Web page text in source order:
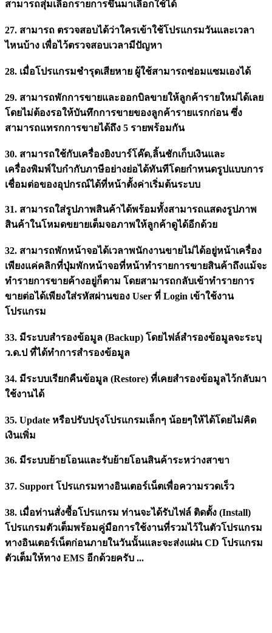
สามารถสุ่มเลือกรายการขึ้นมาเลือกใช้ได้
27. สามารถ ตรวจสอบได้ว่าใครเข้าใช้โปรแกรมวันและเวลา
ไหนบ้าง เพื่อไว้ตรวจสอบเวลามีปัญหา
28. เมื่อโปรแกรมชำรุดเสียหาย ผู้ใช้สามารถซ่อมแซมเองได้
29. สามารถพักการขายและออกบิลขายให้ลูกค้ารายใหม่ได้เลย
โดยไม่ต้องรอให้บันทึกการขายของลูกค้ารายแรกก่อน ซึ่ง
สามารถแทรกการขายได้ถึง 5 รายพร้อมกัน
30. สามารถใช้กับเครื่องยิงบาร์โค๊ด,ลิ้นชักเก็บเงินและ
เครื่องพิมพ์ใบกำกับภาษีอย่างย่อได้ทันทีโดยกำหนดรูปแบบการ
เชื่อมต่อของอุปกรณ์ได้ที่หน้าตั้งค่าเริ่มต้นระบบ
31. สามารถใส่รูปภาพสินค้าได้พร้อมทั้งสามารถแสดงรูปภาพ
สินค้าในโหมดขยายเต็มจอภาพให้ลูกค้าดูได้อีกด้วย
32. สามารถพักหน้าจอได้เวลาพนักงานขายไม่ได้อยู่หน้าเครื่อง
เพียงแค่คลิกที่ปุ่มพักหน้าจอที่หน้าทำรายการขายสินค้าถึงแม้จะ
ทำรายการขายค้างอยู่ก็ตาม โดยสามารถกลับเข้าทำรายการ
ขายต่อได้เพียงใส่รหัสผ่านของ User ที่ Login เข้าใช้งาน
โปรแกรม
33. มีระบบสำรองข้อมูล (Backup) โดยไฟล์สำรองข้อมูลจะระบุ
ว.ด.ป ที่ได้ทำการสำรองข้อมูล
34. มีระบบเรียกคืนข้อมูล (Restore) ที่เคยสำรองข้อมูลไว้กลับมา
ใช้งานได้
35. Update หรือปรับปรุงโปรแกรมเล็กๆ น้อยๆให้ได้โดยไม่คิด
เงินเพิ่ม
36. มีระบบย้ายโอนและรับย้ายโอนสินค้าระหว่างสาขา
37. Support โปรแกรมทางอินเตอร์เน็ตเพื่อความรวดเร็ว
38. เมื่อท่านสั่งซื้อโปรแกรม ท่านจะได้รับไฟล์ ติดตั้ง (Install)
โปรแกรมตัวเต็มพร้อมคู่มือการใช้งานที่รวมไว้ในตัวโปรแกรม
ทางอินเตอร์เน็ตก่อนภายในวันนั้นและจะส่งแผ่น CD โปรแกรม
ตัวเต็มให้ทาง EMS อีกด้วยครับ ...